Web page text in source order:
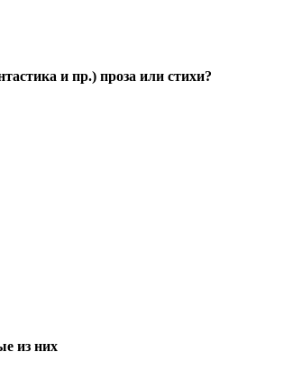
и пр.) проза или стихи?
из них